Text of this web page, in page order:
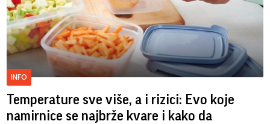
INFO
Temperature sve više, a i rizici: Evo koje
namirnice se najbrže kvare i kako da